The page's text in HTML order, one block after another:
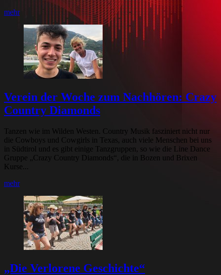
mehr
Verein der Woche zum Nachhören: Crazy
Country Diamonds
Tanzen wie im Wilden Westen. Country Musik fasziniert nicht nur
die Cowboys und Cowgirls in Texas, auch viele Menschen bei uns
in Südtirol und es gibt einige Tanzgruppen, so wie die Line Dance
Gruppe „Crazy Country Diamonds“, die in Bozen und Brixen
Kurse...
mehr
„Die Verlorene Geschichte“